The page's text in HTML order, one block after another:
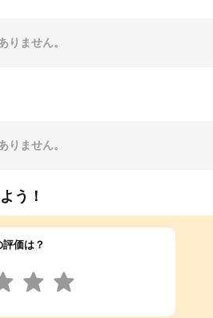
りません。
りません。
う！
価は？